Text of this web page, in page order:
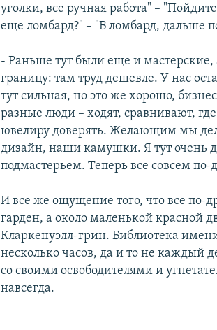
уголки, все ручная работа" –
еще ломбард?" – "В ломбард, дальше
- Раньше тут были еще и мастерские,
границу: там труд дешевле. У нас
тут сильная, но это же хорошо,
разные люди – ходят, сравнивают,
ювелиру доверять. Желающим мы
дизайн, наши камушки. Я тут очень
подмастерьем. Теперь все совсем по-
И все же ощущение того, что все по-
гарден, а около маленькой красной
Кларкенуэлл-грин. Библиотека
несколько часов, да и то не каждый
со своими освободителями и
навсегда.